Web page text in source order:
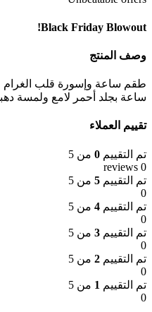
Black Friday Blowout!
وصف المنتج
طقم ساعة وإسورة قلب الغرام
ساعة بجلد أحمر لامع ولمسة
تقييم العملاء
تم التقييم 0 من 5
0 reviews
تم التقييم 5 من 5
0
تم التقييم 4 من 5
0
تم التقييم 3 من 5
0
تم التقييم 2 من 5
0
تم التقييم 1 من 5
0